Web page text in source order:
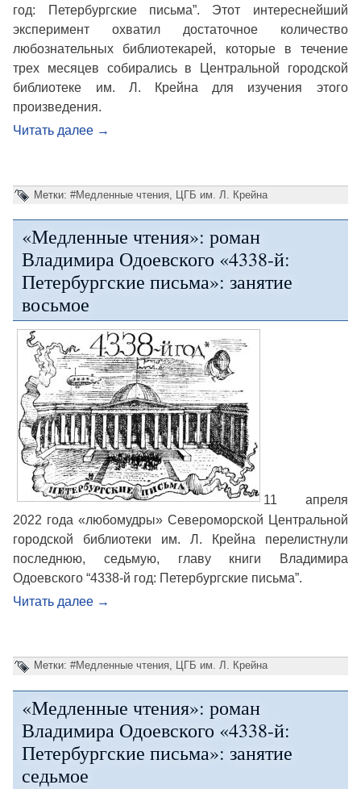
год: Петербургские письма”. Этот интереснейший
эксперимент охватил достаточное количество
любознательных библиотекарей, которые в течение
трех месяцев собирались в Центральной городской
библиотеке им. Л. Крейна для изучения этого
произведения.
Читать далее →
Метки: #Медленные чтения ЦГБ им. Л. Крейна
«Медленные чтения»: роман
Владимира Одоевского «4338-й:
Петербургские письма»: занятие
восьмое
11 апреля
2022 года «любомудры» Североморской Центральной
городской библиотеки им. Л. Крейна перелистнули
последнюю, седьмую, главу книги Владимира
Одоевского “4338-й год: Петербургские письма”.
Читать далее →
Метки: #Медленные чтения, ЦГБ им. Л. Крейна
«Медленные чтения»: роман
Владимира Одоевского «4338-й:
Петербургские письма»: занятие
седьмое